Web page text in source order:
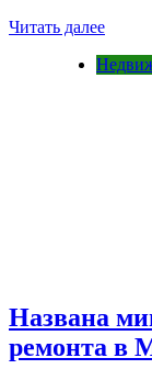
Читать далее
Названа
ремонта в